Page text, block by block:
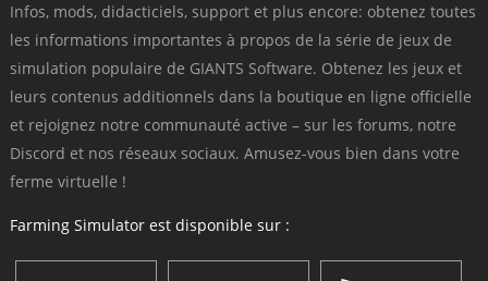
Infos, mods, didacticiels, support et plus encore: obtenez toutes
les informations importantes à propos de la série de jeux de
simulation populaire de GIANTS Software. Obtenez les jeux et
leurs contenus additionnels dans la boutique en ligne officielle
et rejoignez notre communauté active – sur les forums, notre
Discord et nos réseaux sociaux. Amusez-vous bien dans votre
ferme virtuelle !
Farming Simulator est disponible sur :